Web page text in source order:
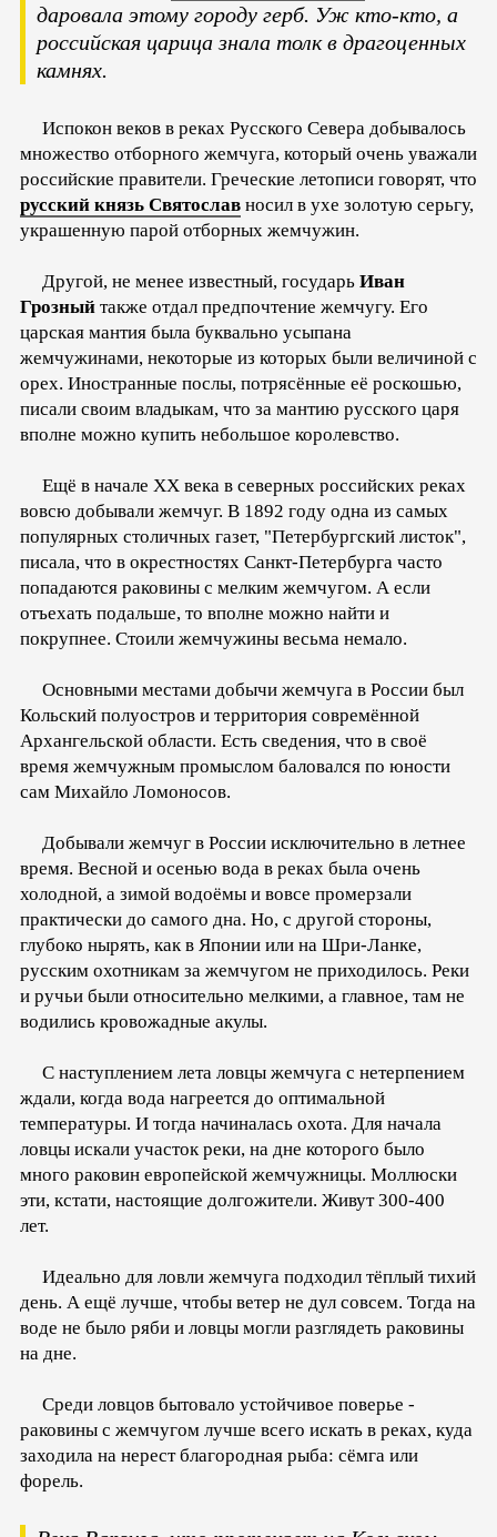
даровала этому городу герб. Уж кто-кто, а
российская царица знала толк в драгоценных
камнях.
Испокон веков в реках Русского Севера добывалось
множество отборного жемчуга, который очень уважали
российские правители. Греческие летописи говорят, что
русский князь Святослав носил в ухе золотую серьгу,
украшенную парой отборных жемчужин.
Другой, не менее известный, государь Иван
Грозный также отдал предпочтение жемчугу. Его
царская мантия была буквально усыпана
жемчужинами, некоторые из которых были величиной с
орех. Иностранные послы, потрясённые её роскошью,
писали своим владыкам, что за мантию русского царя
вполне можно купить небольшое королевство.
Ещё в начале ХХ века в северных российских реках
вовсю добывали жемчуг. В 1892 году одна из самых
популярных столичных газет, "Петербургский листок",
писала, что в окрестностях Санкт-Петербурга часто
попадаются раковины с мелким жемчугом. А если
отъехать подальше, то вполне можно найти и
покрупнее. Стоили жемчужины весьма немало.
Основными местами добычи жемчуга в России был
Кольский полуостров и территория совремённой
Архангельской области. Есть сведения, что в своё
время жемчужным промыслом баловался по юности
сам Михайло Ломоносов.
Добывали жемчуг в России исключительно в летнее
время. Весной и осенью вода в реках была очень
холодной, а зимой водоёмы и вовсе промерзали
практически до самого дна. Но, с другой стороны,
глубоко нырять, как в Японии или на Шри-Ланке,
русским охотникам за жемчугом не приходилось. Реки
и ручьи были относительно мелкими, а главное, там не
водились кровожадные акулы.
С наступлением лета ловцы жемчуга с нетерпением
ждали, когда вода нагреется до оптимальной
температуры. И тогда начиналась охота. Для начала
ловцы искали участок реки, на дне которого было
много раковин европейской жемчужницы. Моллюски
эти, кстати, настоящие долгожители. Живут 300-400
лет.
Идеально для ловли жемчуга подходил тёплый тихий
день. А ещё лучше, чтобы ветер не дул совсем. Тогда на
воде не было ряби и ловцы могли разглядеть раковины
на дне.
Среди ловцов бытовало устойчивое поверье -
раковины с жемчугом лучше всего искать в реках, куда
заходила на нерест благородная рыба: сёмга или
форель.